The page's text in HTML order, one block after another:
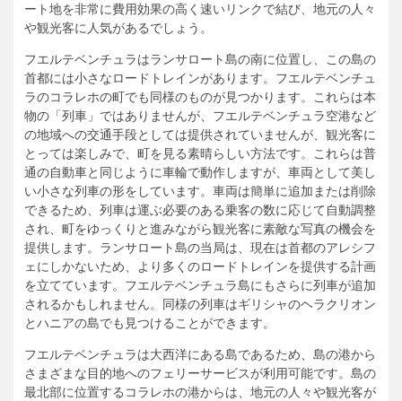
ート地を非常に費用効果の高く速いリンクで結び、地元の人々
や観光客に人気があるでしょう。
フエルテベンチュラはランサロート島の南に位置し、この島の
首都には小さなロードトレインがあります。フエルテベンチュ
ラのコラレホの町でも同様のものが見つかります。これらは本
物の「列車」ではありませんが、フエルテベンチュラ空港など
の地域への交通手段としては提供されていませんが、観光客に
とっては楽しみで、町を見る素晴らしい方法です。これらは普
通の自動車と同じように車輪で動作しますが、車両として美し
い小さな列車の形をしています。車両は簡単に追加または削除
できるため、列車は運ぶ必要のある乗客の数に応じて自動調整
され、町をゆっくりと進みながら観光客に素敵な写真の機会を
提供します。ランサロート島の当局は、現在は首都のアレシフ
ェにしかないため、より多くのロードトレインを提供する計画
を立てています。フエルテベンチュラ島にもさらに列車が追加
されるかもしれません。同様の列車はギリシャのヘラクリオン
とハニアの島でも見つけることができます。
フエルテベンチュラは大西洋にある島であるため、島の港から
さまざまな目的地へのフェリーサービスが利用可能です。島の
最北部に位置するコラレホの港からは、地元の人々や観光客が